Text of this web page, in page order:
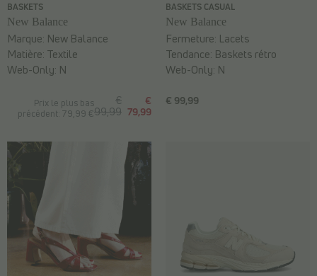
BASKETS
New Balance
Prix le plus bas
précédent: 79,99 €
€
99,99
€
79,99
Marque: New Balance
Matière: Textile
Web-Only: N
BASKETS CASUAL
New Balance
€ 99,99
Fermeture: Lacets
Tendance: Baskets rétro
Web-Only: N